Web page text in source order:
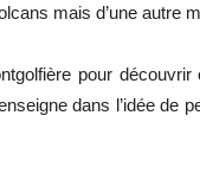
mais d’une autre
pour découvrir
dans l’idée de